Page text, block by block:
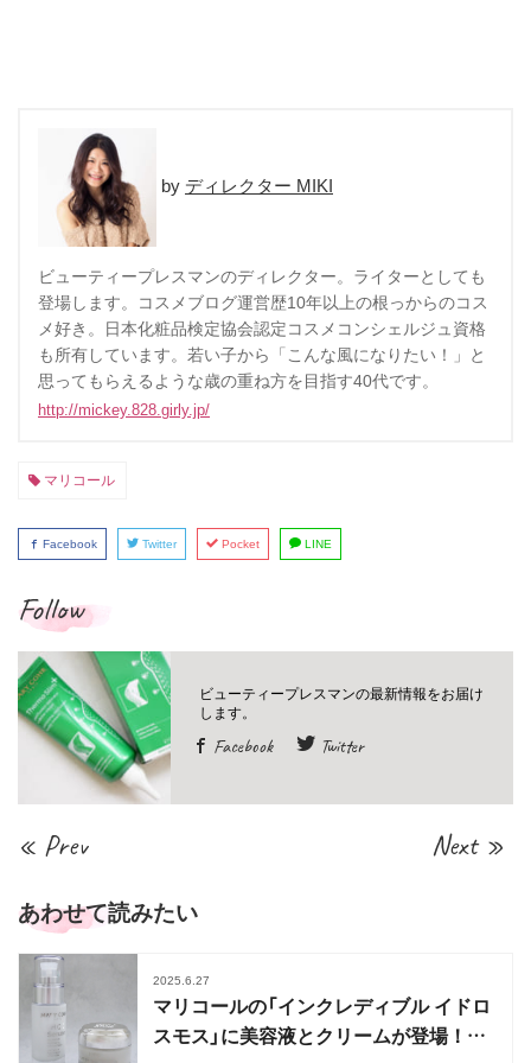
ディレクター MIKI
ビューティープレスマンのディレクター。ライターとしても
登場します。コスメブログ運営歴10年以上の根っからのコス
メ好き。日本化粧品検定協会認定コスメコンシェルジュ資格
も所有しています。若い子から「こんな風になりたい！」と
思ってもらえるような歳の重ね方を目指す40代です。
http://mickey.828.girly.jp/
マリコール
Facebook Twitter Pocket LINE
Follow
Facebook Twitter
« Prev Next »
あわせて読みたい
2025.6.27
マリコールの「インクレディブル イドロ
スモス」に美容液とクリームが登場！最